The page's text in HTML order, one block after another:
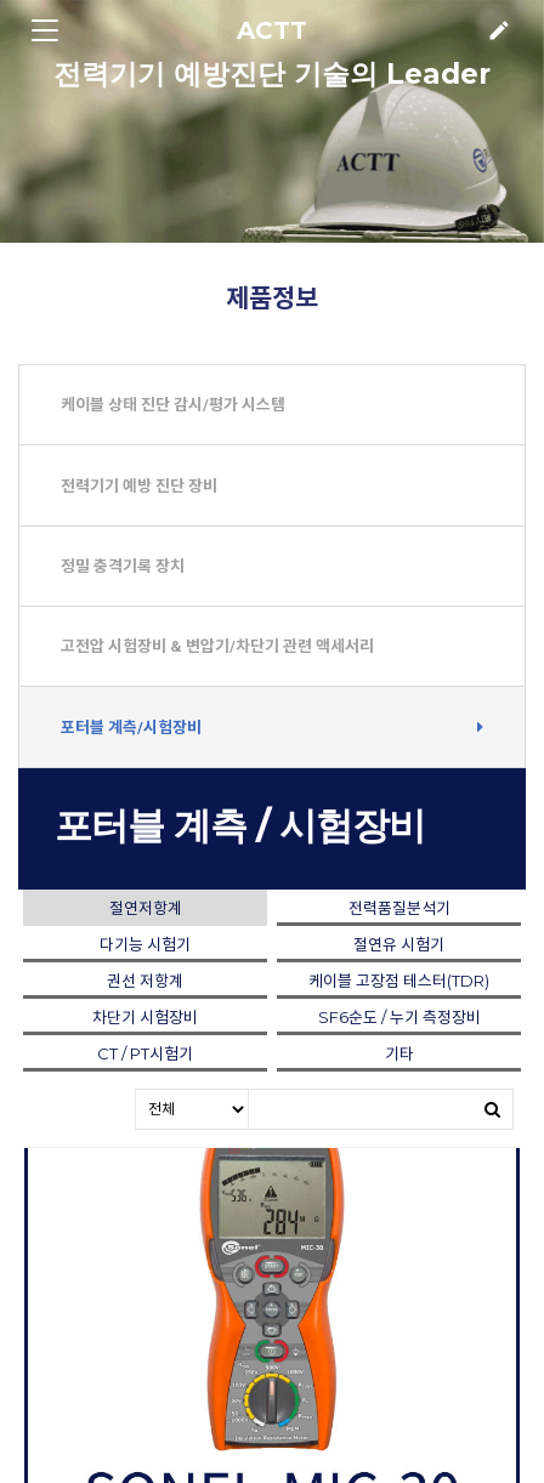
ACTT edit
전력기기 예방진단 기술의 Leader
제품정보
케이블 상태 진단 감시/평가 시스템
전력기기 예방 진단 장비
정밀 충격기록 장치
고전압 시험장비 & 변압기/차단기 관련 액세서리
포터블 계측/시험장비
포터블 계측 / 시험장비
절연저항계
전력품질분석기
다기능 시험기
절연유 시험기
권선 저항계
케이블 고장점 테스터(TDR)
차단기 시험장비
SF6순도 / 누기 측정장비
CT / PT시험기
기타